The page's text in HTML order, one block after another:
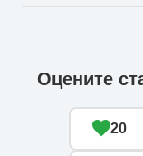
Оцените
20